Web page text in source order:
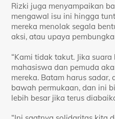
Rizki juga menyampaikan
mengawal isu ini hingga
mereka menolak segala
aksi, atau upaya
“Kami tidak takut. Jika
mahasiswa dan pemuda
mereka. Batam harus
bawah permukaan, dan ini
lebih besar jika terus